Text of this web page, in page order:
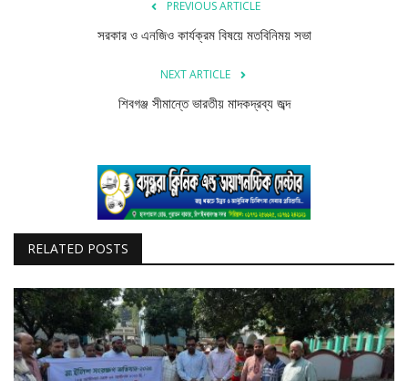
PREVIOUS ARTICLE
সরকার ও এনজিও কার্যক্রম বিষয়ে মতবিনিময় সভা
NEXT ARTICLE
শিবগঞ্জ সীমান্তে ভারতীয় মাদকদ্রব্য জব্দ
RELATED POSTS